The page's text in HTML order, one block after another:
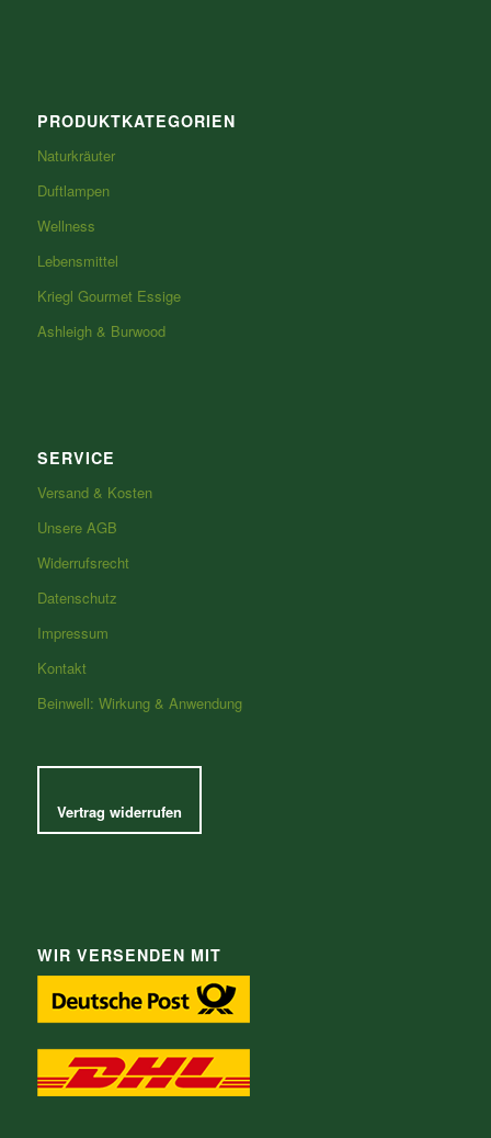
PRODUKTKATEGORIEN
Naturkräuter
Duftlampen
Wellness
Lebensmittel
Kriegl Gourmet Essige
Ashleigh & Burwood
SERVICE
Versand & Kosten
Unsere AGB
Widerrufsrecht
Datenschutz
Impressum
Kontakt
Beinwell: Wirkung & Anwendung
Vertrag widerrufen
WIR VERSENDEN MIT